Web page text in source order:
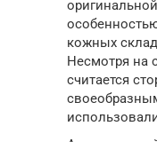
кожных
Несмотря на
считается